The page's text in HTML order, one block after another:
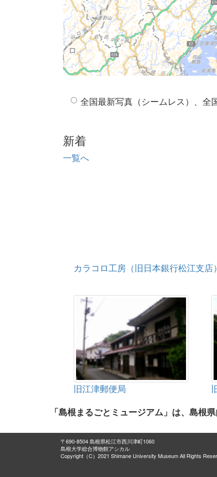
全国最新写真（シームレス）、全
新着
一覧へ
カラコロ工房（旧日本銀行松江支店
旧江津郵便局
「島根まるごとミュージアム」は、島根
〒690-8504 島根県松江市西川津町1060
島根大学総合博物館アシカル
Copyright（C）2021 Shimane University Museum All Rights